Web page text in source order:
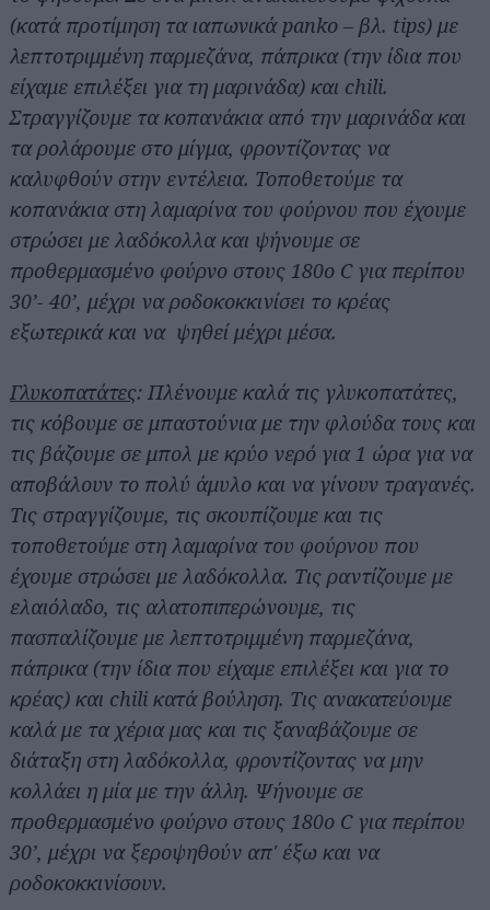
(κατά προτίμηση τα ιαπωνικά panko – βλ. tips) με
λεπτοτριμμένη παρμεζάνα, πάπρικα (την ίδια που
είχαμε επιλέξει για τη μαρινάδα) και chili.
Στραγγίζουμε τα κοπανάκια από την μαρινάδα και
τα ρολάρουμε στο μίγμα, φροντίζοντας να
καλυφθούν στην εντέλεια. Τοποθετούμε τα
κοπανάκια στη λαμαρίνα του φούρνου που έχουμε
στρώσει με λαδόκολλα και ψήνουμε σε
προθερμασμένο φούρνο στους 180ο C για περίπου
30’- 40’, μέχρι να ροδοκοκκινίσει το κρέας
εξωτερικά και να ψηθεί μέχρι μέσα.
Γλυκοπατάτες: Πλένουμε καλά τις γλυκοπατάτες,
τις κόβουμε σε μπαστούνια με την φλούδα τους και
τις βάζουμε σε μπολ με κρύο νερό για 1 ώρα για να
αποβάλουν το πολύ άμυλο και να γίνουν τραγανές.
Τις στραγγίζουμε, τις σκουπίζουμε και τις
τοποθετούμε στη λαμαρίνα του φούρνου που
έχουμε στρώσει με λαδόκολλα. Τις ραντίζουμε με
ελαιόλαδο, τις αλατοπιπερώνουμε, τις
πασπαλίζουμε με λεπτοτριμμένη παρμεζάνα,
πάπρικα (την ίδια που είχαμε επιλέξει και για το
κρέας) και chili κατά βούληση. Τις ανακατεύουμε
καλά με τα χέρια μας και τις ξαναβάζουμε σε
διάταξη στη λαδόκολλα, φροντίζοντας να μην
κολλάει η μία με την άλλη. Ψήνουμε σε
προθερμασμένο φούρνο στους 180ο C για περίπου
30’, μέχρι να ξεροψηθούν απ' έξω και να
ροδοκοκκινίσουν.